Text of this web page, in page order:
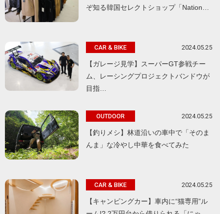
ぞ知る韓国セレクトショップ「Nation…
CAR & BIKE 2024.05.25
【ガレージ見学】スーパーGT参戦チー
ム、レーシングプロジェクトバンドウが
目指…
OUTDOOR 2024.05.25
【釣りメシ】林道沿いの車中で「そのま
んま」な冷やし中華を食べてみた
CAR & BIKE 2024.05.25
【キャンピングカー】車内に“猫専用”ル